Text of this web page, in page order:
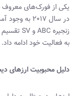
یکی از فورک‌های معروف
به فعالیت خود ادامه داد.
دلیل محبوبیت ارزهای